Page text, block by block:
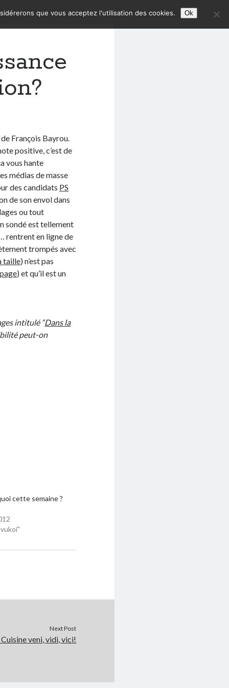
François Bayrou.
positive, c’est de
vous hante
médias de masse
des candidats PS
de son envol dans
ou tout
sondé est tellement
rentrent en ligne de
trompés avec
taille) n’est pas
) et qu’il est un
intitulé “Dans la
peut-on
cette semaine ?
Next Post
veni, vidi, vici!
que vous acceptez l'utilisation des cookies. Ok